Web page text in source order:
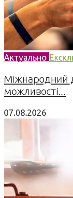
Актуально
Міжнародний
можливості...
07.08.2026